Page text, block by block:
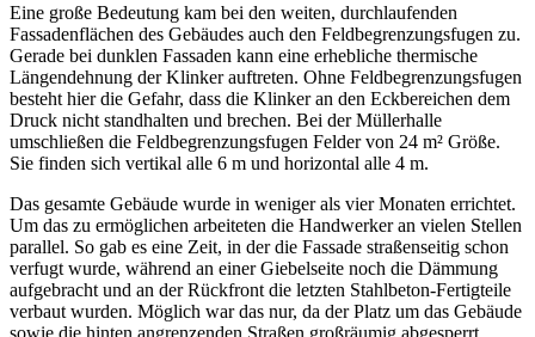
Eine große Bedeutung kam bei den weiten, durchlaufenden
Fassadenflächen des Gebäudes auch den Feldbegrenzungsfugen zu.
Gerade bei dunklen Fassaden kann eine erhebliche thermische
Längendehnung der Klinker auftreten. Ohne Feldbegrenzungsfugen
besteht hier die Gefahr, dass die Klinker an den Eckbereichen dem
Druck nicht standhalten und brechen. Bei der Müllerhalle
umschließen die Feldbegrenzungsfugen Felder von 24 m² Größe.
Sie finden sich vertikal alle 6 m und horizontal alle 4 m.
Das gesamte Gebäude wurde in weniger als vier Monaten errichtet.
Um das zu ermöglichen arbeiteten die Handwerker an vielen Stellen
parallel. So gab es eine Zeit, in der die Fassade straßenseitig schon
verfugt wurde, während an einer Giebelseite noch die Dämmung
aufgebracht und an der Rückfront die letzten Stahlbeton-Fertigteile
verbaut wurden. Möglich war das nur, da der Platz um das Gebäude
sowie die hinten angrenzenden Straßen großräumig abgesperrt